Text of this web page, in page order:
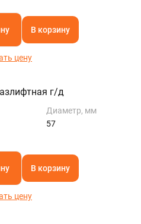
В корзину
цену
г/д
Диаметр, мм
57
В корзину
цену